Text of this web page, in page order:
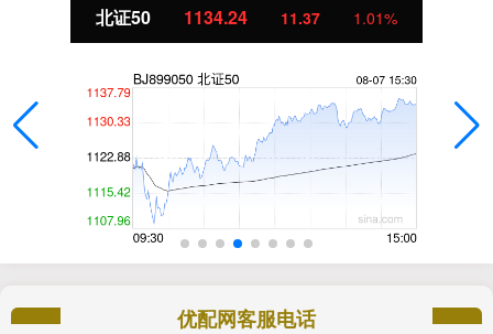
北证50 1134.24 11.37 1.01%
优配网客服电话